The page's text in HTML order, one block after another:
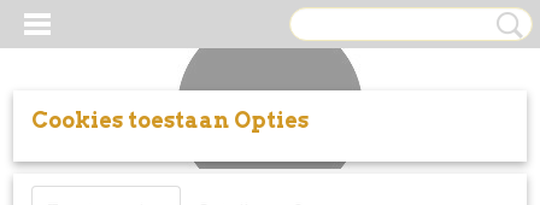
Inloggen Registreren
Cookies toestaan Opties